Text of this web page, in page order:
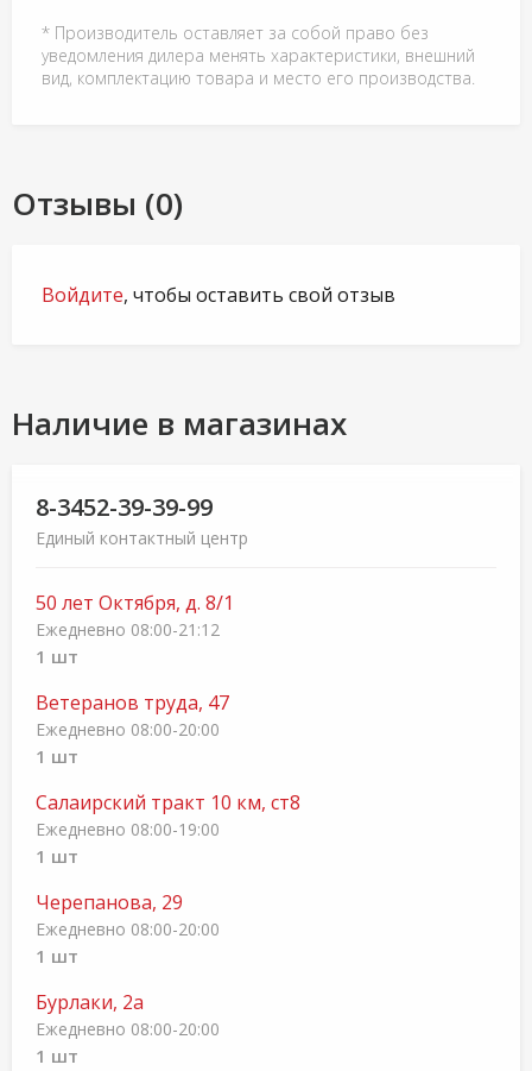
* Производитель оставляет за собой право без
уведомления дилера менять характеристики, внешний
вид, комплектацию товара и место его производства.
Отзывы (0)
Войдите, чтобы оставить свой отзыв
Наличие в магазинах
8-3452-39-39-99
Единый контактный центр
50 лет Октября, д. 8/1
Ежедневно 08:00-21:12
1 шт
Ветеранов труда, 47
Ежедневно 08:00-20:00
1 шт
Салаирский тракт 10 км, ст8
Ежедневно 08:00-19:00
1 шт
Черепанова, 29
Ежедневно 08:00-20:00
1 шт
Бурлаки, 2а
Ежедневно 08:00-20:00
1 шт